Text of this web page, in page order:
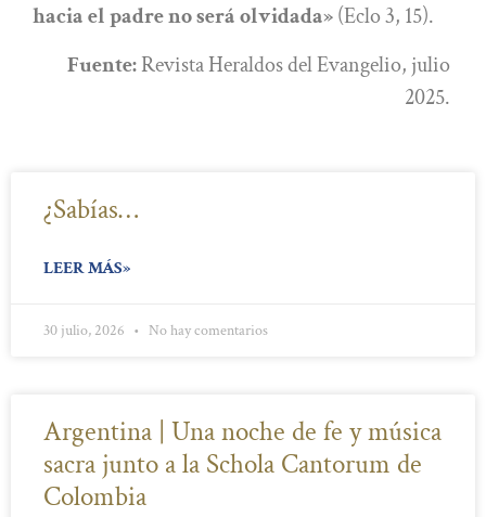
hacia el padre no será olvidada»(Eclo 3, 15).
Fuente:Revista Heraldos del Evangelio, julio
2025.
¿Sabías…
LEER MÁS»
30 julio, 2026 No hay comentarios
Argentina | Una noche de fe y música
sacra junto a la Schola Cantorum de
Colombia